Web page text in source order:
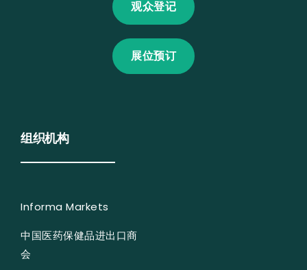
观众登记
展位预订
组织机构
Informa Markets
中国医药保健品进出口商
会